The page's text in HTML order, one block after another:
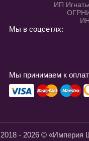
ИП
Мы в соцсетях:
Мы принимаем к
2018 - 2026 © «Империя